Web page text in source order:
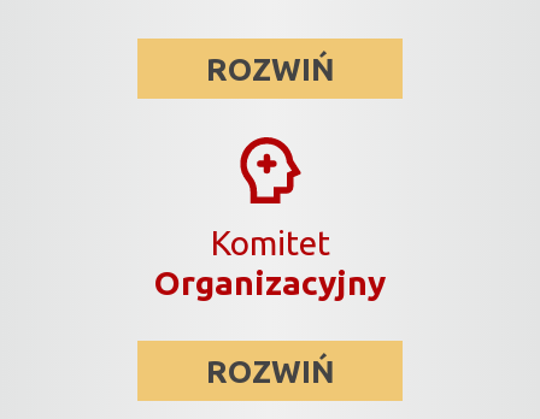
ROZWIŃ
Komitet
Organizacyjny
ROZWIŃ